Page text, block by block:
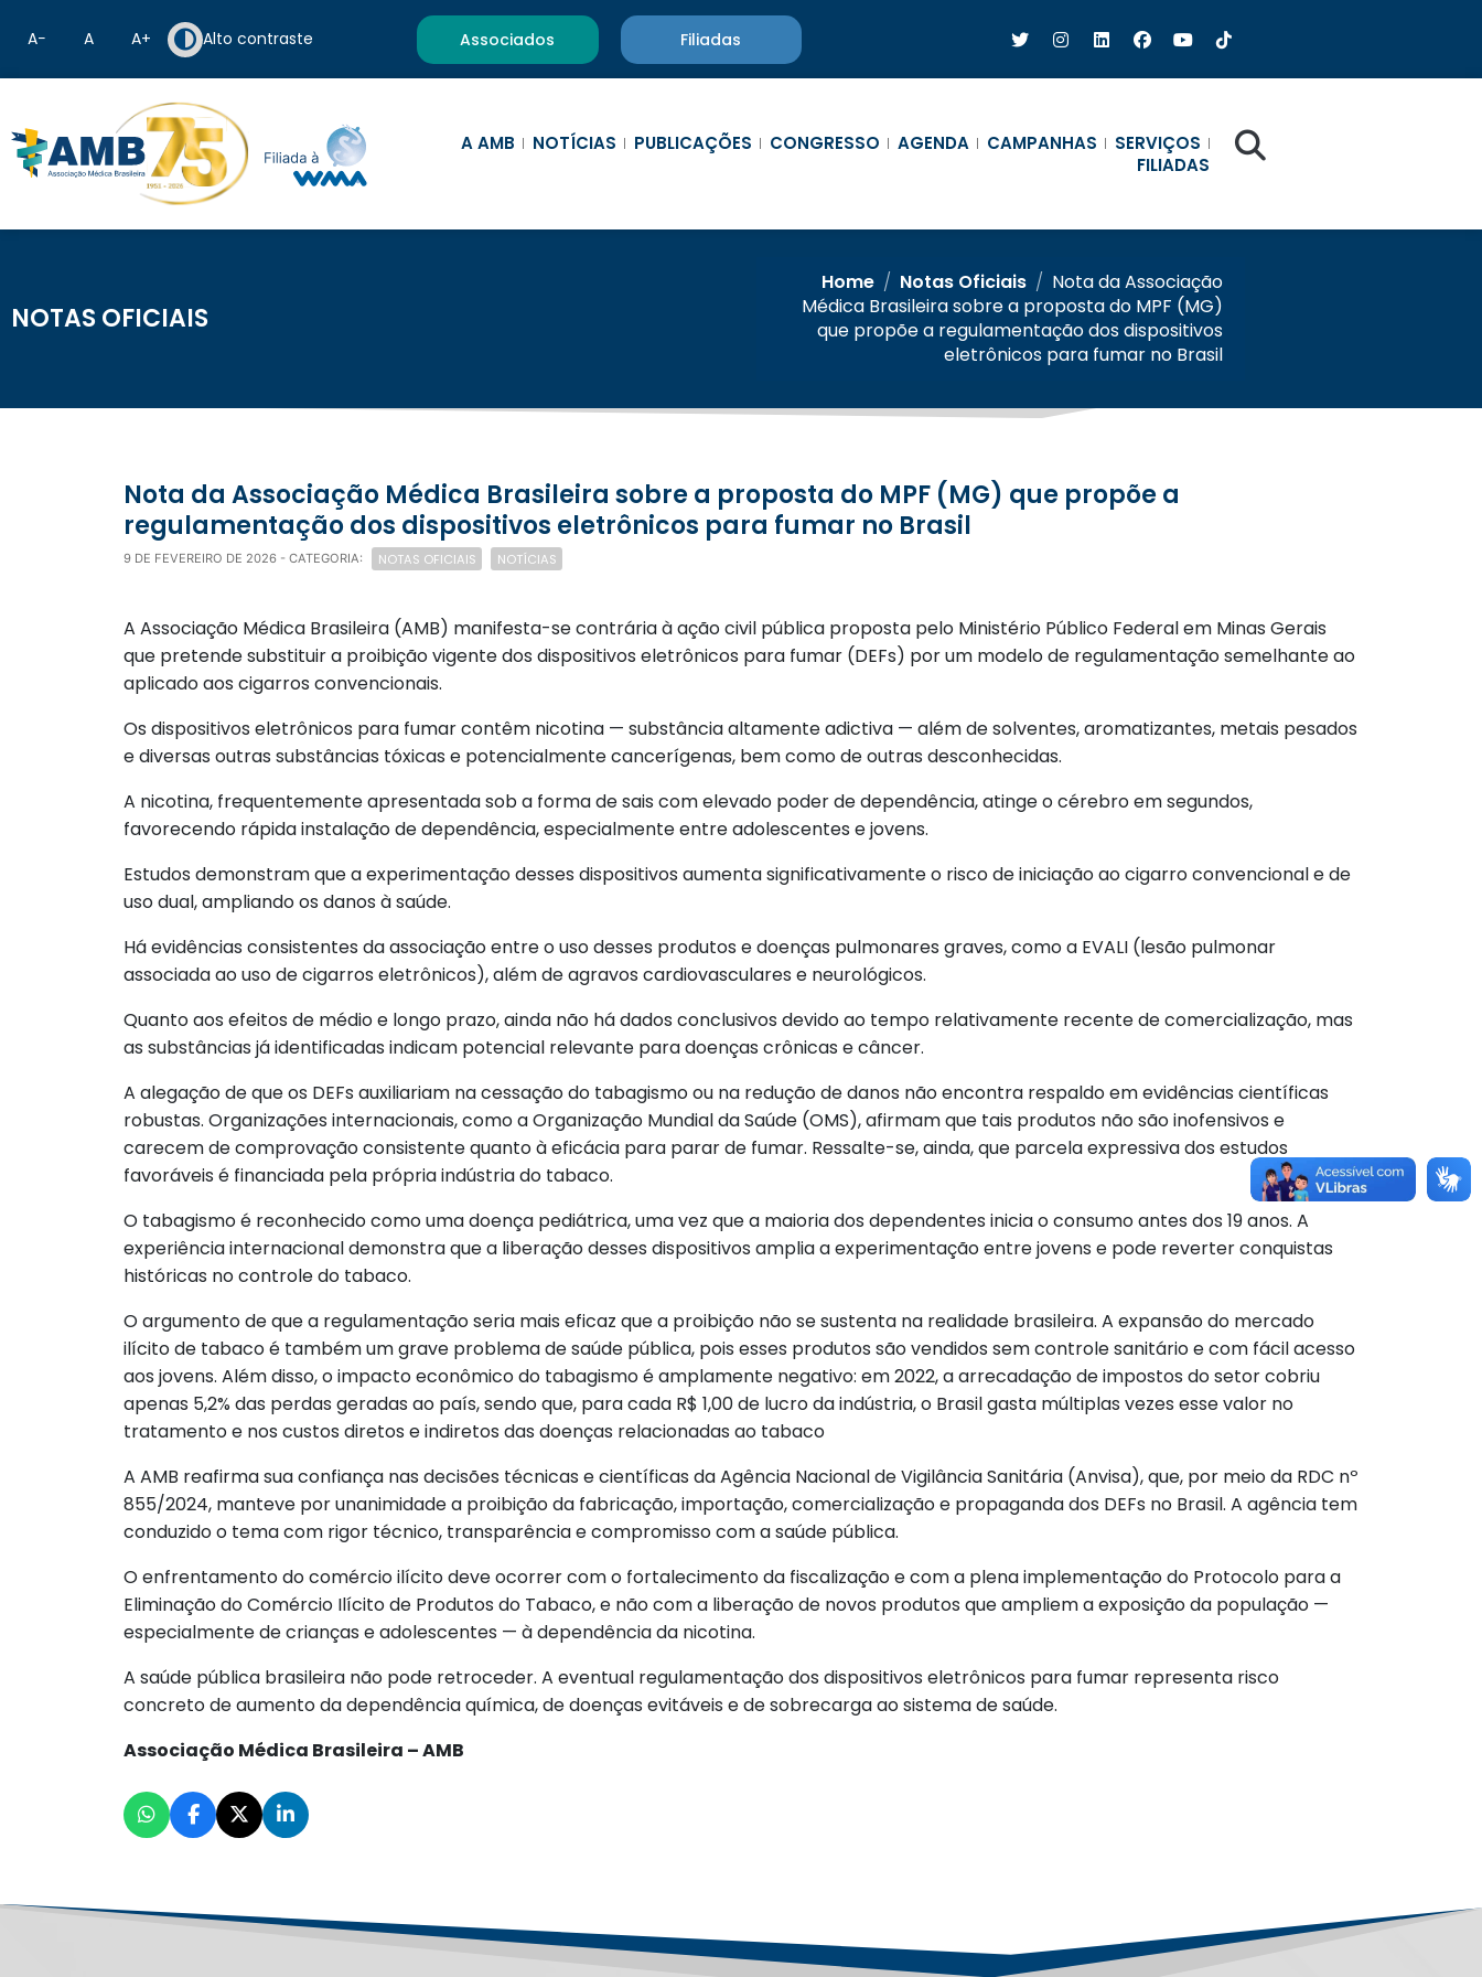
A− A A+ Alto contraste Associados Filiadas
A AMB NOTÍCIAS PUBLICAÇÕES CONGRESSO AGENDA CAMPANHAS
SERVIÇOS
FILIADAS
NOTAS OFICIAIS
Home / Notas Oficiais / Nota da Associação
Médica Brasileira sobre a proposta do MPF (MG)
que propõe a regulamentação dos dispositivos
eletrônicos para fumar no Brasil
Nota da Associação Médica Brasileira sobre a proposta do MPF (MG) que propõe a
regulamentação dos dispositivos eletrônicos para fumar no Brasil
9 DE FEVEREIRO DE 2026 - CATEGORIA: NOTAS OFICIAIS NOTÍCIAS
A Associação Médica Brasileira (AMB) manifesta-se contrária à ação civil pública proposta pelo Ministério Público Federal em Minas Gerais
que pretende substituir a proibição vigente dos dispositivos eletrônicos para fumar (DEFs) por um modelo de regulamentação semelhante ao
aplicado aos cigarros convencionais.
Os dispositivos eletrônicos para fumar contêm nicotina — substância altamente adictiva — além de solventes, aromatizantes, metais pesados
e diversas outras substâncias tóxicas e potencialmente cancerígenas, bem como de outras desconhecidas.
A nicotina, frequentemente apresentada sob a forma de sais com elevado poder de dependência, atinge o cérebro em segundos,
favorecendo rápida instalação de dependência, especialmente entre adolescentes e jovens.
Estudos demonstram que a experimentação desses dispositivos aumenta significativamente o risco de iniciação ao cigarro convencional e de
uso dual, ampliando os danos à saúde.
Há evidências consistentes da associação entre o uso desses produtos e doenças pulmonares graves, como a EVALI (lesão pulmonar
associada ao uso de cigarros eletrônicos), além de agravos cardiovasculares e neurológicos.
Quanto aos efeitos de médio e longo prazo, ainda não há dados conclusivos devido ao tempo relativamente recente de comercialização, mas
as substâncias já identificadas indicam potencial relevante para doenças crônicas e câncer.
A alegação de que os DEFs auxiliariam na cessação do tabagismo ou na redução de danos não encontra respaldo em evidências científicas
robustas. Organizações internacionais, como a Organização Mundial da Saúde (OMS), afirmam que tais produtos não são inofensivos e
carecem de comprovação consistente quanto à eficácia para parar de fumar. Ressalte-se, ainda, que parcela expressiva dos estudos
favoráveis é financiada pela própria indústria do tabaco.
O tabagismo é reconhecido como uma doença pediátrica, uma vez que a maioria dos dependentes inicia o consumo antes dos 19 anos. A
experiência internacional demonstra que a liberação desses dispositivos amplia a experimentação entre jovens e pode reverter conquistas
históricas no controle do tabaco.
O argumento de que a regulamentação seria mais eficaz que a proibição não se sustenta na realidade brasileira. A expansão do mercado
ilícito de tabaco é também um grave problema de saúde pública, pois esses produtos são vendidos sem controle sanitário e com fácil acesso
aos jovens. Além disso, o impacto econômico do tabagismo é amplamente negativo: em 2022, a arrecadação de impostos do setor cobriu
apenas 5,2% das perdas geradas ao país, sendo que, para cada R$ 1,00 de lucro da indústria, o Brasil gasta múltiplas vezes esse valor no
tratamento e nos custos diretos e indiretos das doenças relacionadas ao tabaco
A AMB reafirma sua confiança nas decisões técnicas e científicas da Agência Nacional de Vigilância Sanitária (Anvisa), que, por meio da RDC nº
855/2024, manteve por unanimidade a proibição da fabricação, importação, comercialização e propaganda dos DEFs no Brasil. A agência tem
conduzido o tema com rigor técnico, transparência e compromisso com a saúde pública.
O enfrentamento do comércio ilícito deve ocorrer com o fortalecimento da fiscalização e com a plena implementação do Protocolo para a
Eliminação do Comércio Ilícito de Produtos do Tabaco, e não com a liberação de novos produtos que ampliem a exposição da população —
especialmente de crianças e adolescentes — à dependência da nicotina.
A saúde pública brasileira não pode retroceder. A eventual regulamentação dos dispositivos eletrônicos para fumar representa risco
concreto de aumento da dependência química, de doenças evitáveis e de sobrecarga ao sistema de saúde.
Associação Médica Brasileira – AMB